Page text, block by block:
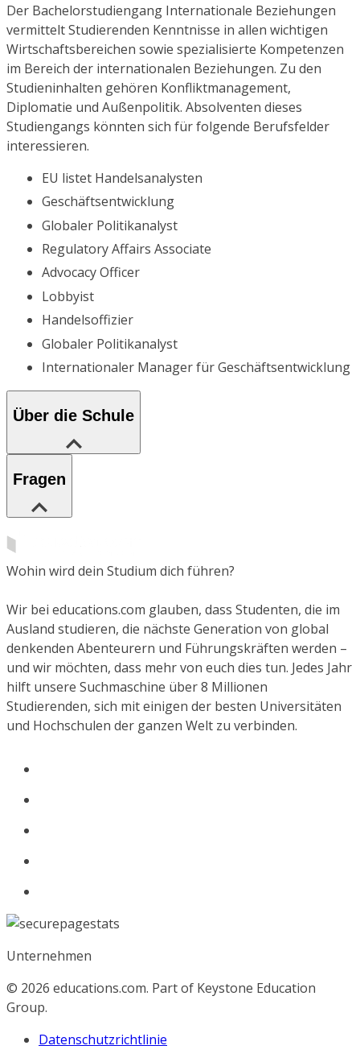
Der Bachelorstudiengang Internationale Beziehungen
vermittelt Studierenden Kenntnisse in allen wichtigen
Wirtschaftsbereichen sowie spezialisierte Kompetenzen
im Bereich der internationalen Beziehungen. Zu den
Studieninhalten gehören Konfliktmanagement,
Diplomatie und Außenpolitik. Absolventen dieses
Studiengangs könnten sich für folgende Berufsfelder
interessieren.
EU listet Handelsanalysten
Geschäftsentwicklung
Globaler Politikanalyst
Regulatory Affairs Associate
Advocacy Officer
Lobbyist
Handelsoffizier
Globaler Politikanalyst
Internationaler Manager für Geschäftsentwicklung
Über die Schule
Fragen
Wohin wird dein Studium dich führen?
Wir bei educations.com glauben, dass Studenten, die im
Ausland studieren, die nächste Generation von global
denkenden Abenteurern und Führungskräften werden –
und wir möchten, dass mehr von euch dies tun. Jedes Jahr
hilft unsere Suchmaschine über 8 Millionen
Studierenden, sich mit einigen der besten Universitäten
und Hochschulen der ganzen Welt zu verbinden.
Unternehmen
© 2026 educations.com. Part of Keystone Education
Group.
Datenschutzrichtlinie